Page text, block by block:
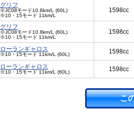
グリフ
※JC08モード10.8km/L (60L)
※10・15モード 11km/L
1598cc
グリフ
※JC08モード10.8km/L (60L)
※10・15モード 11km/L
1598cc
ローランギャロス
※10・15モード 11km/L (60L) 1598cc
ローランギャロス
※10・15モード 11km/L (60L) 1598cc
こ